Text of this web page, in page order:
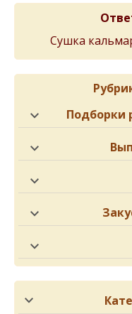
Сушка
Подборки